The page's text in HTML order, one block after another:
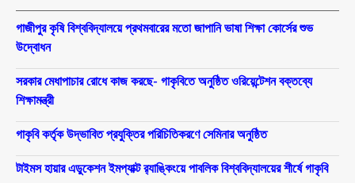
গাজীপুর কৃষি বিশ্ববিদ্যালয়ে প্রথমবারের মতো জাপানি ভাষা শিক্ষা কোর্সের শুভ
উদ্বোধন
সরকার মেধাপাচার রোধে কাজ করছে- গাকৃবিতে অনুষ্ঠিত ওরিয়েন্টেশন বক্তব্যে
শিক্ষামন্ত্রী
গাকৃবি কর্তৃক উদ্ভাবিত প্রযুক্তির পরিচিতিকরণে সেমিনার অনুষ্ঠিত
টাইমস হায়ার এডুকেশন ইমপ্যাক্ট র‍্যাঙ্কিংয়ে পাবলিক বিশ্ববিদ্যালয়ের শীর্ষে গাকৃবি